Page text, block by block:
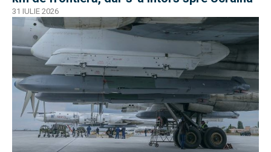
31 IULIE 2026